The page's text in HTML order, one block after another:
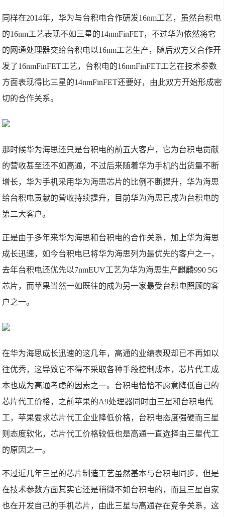
同样在2014年，华为与台积电合作研发16nm工艺，虽然台积电
的16nm工艺表现不如三星的14nmFinFET，不过华为依然将它
的网通处理器交给台积电以16nm工艺生产，随后双方又合作开
发了16nmFinFET工艺，台积电的16nmFinFET工艺在技术参数
方面表现得比三星的14nmFinFET还要好，由此双方开始形成密
切的合作关系。
那时候华为海思还只是台积电的前五大客户，它为台积电贡献
的营收甚至还不如高通，不过后来随着华为手机的出货量不断
增长，华为手机采用华为海思芯片的比例不断提升，华为海思
给台积电贡献的营收持续提升，目前华为海思已成为台积电的
第二大客户。
正是由于多年来华为海思和台积电的合作关系，加上华为海思
成长迅速，如今台积电已将华为海思列为最优先的客户之一，
去年台积电还优先以7nmEUV工艺为华为海思生产麒麟990 5G
芯片，而苹果当然一如既往的成为另一家最受台积电照顾的客
户之一。
在华为海思成长迅速的这几年，高通的业绩表现却已不再如以
往优秀，这导致它不得不采取各种手段控制成本，芯片代工成
本也成为高通考虑的因素之一。台积电恰恰不愿意降低自己的
芯片代工价格，之前苹果的A9处理器同时由三星和台积电代
工，苹果要求芯片代工企业降低价格，台积电态度强硬而三星
则态度软化，芯片代工价格较低也是高通一直选择由三星代工
的原因之一。
不过近几年三星的芯片制造工艺虽然基本与台积电同步，但是
在技术参数方面其实它还是稍微不如台积电的，而且三星自家
也在开发自己的手机芯片，由此三星与高通存在竞争关系，这